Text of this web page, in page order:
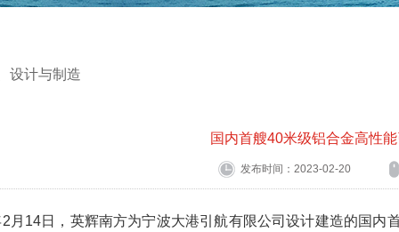
设计与制造
国内首艘40米级铝合金高性
发布时间：2023-02-20
14日，英辉南方为宁波大港引航有限公司设计建造的国内